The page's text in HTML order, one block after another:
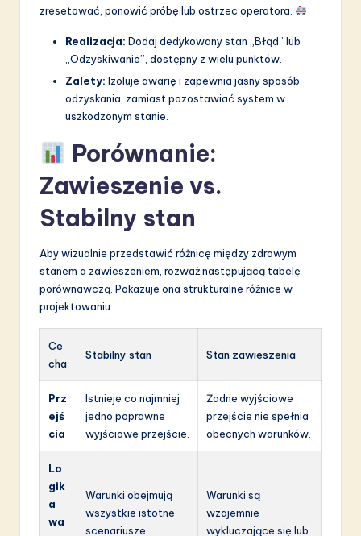
zresetować, ponowić próbę lub ostrzec operatora.
Realizacja: Dodaj dedykowany stan „Błąd” lub
„Odzyskiwanie”, dostępny z wielu punktów.
Zalety: Izoluje awarię i zapewnia jasny sposób
odzyskania, zamiast pozostawiać system w
uszkodzonym stanie.
Porównanie:
Zawieszenie vs.
Stabilny stan
Aby wizualnie przedstawić różnicę między zdrowym
stanem a zawieszeniem, rozważ następującą tabelę
porównawczą. Pokazuje ona strukturalne różnice w
projektowaniu.
Ce
cha
Stabilny stan Stan zawieszenia
Prz
ejś
cia
Istnieje co najmniej
jedno poprawne
wyjściowe przejście.
Żadne wyjściowe
przejście nie spełnia
obecnych warunków.
Lo
gik
a
wa
Warunki obejmują
wszystkie istotne
scenariusze
Warunki są
wzajemnie
wykluczające się lub